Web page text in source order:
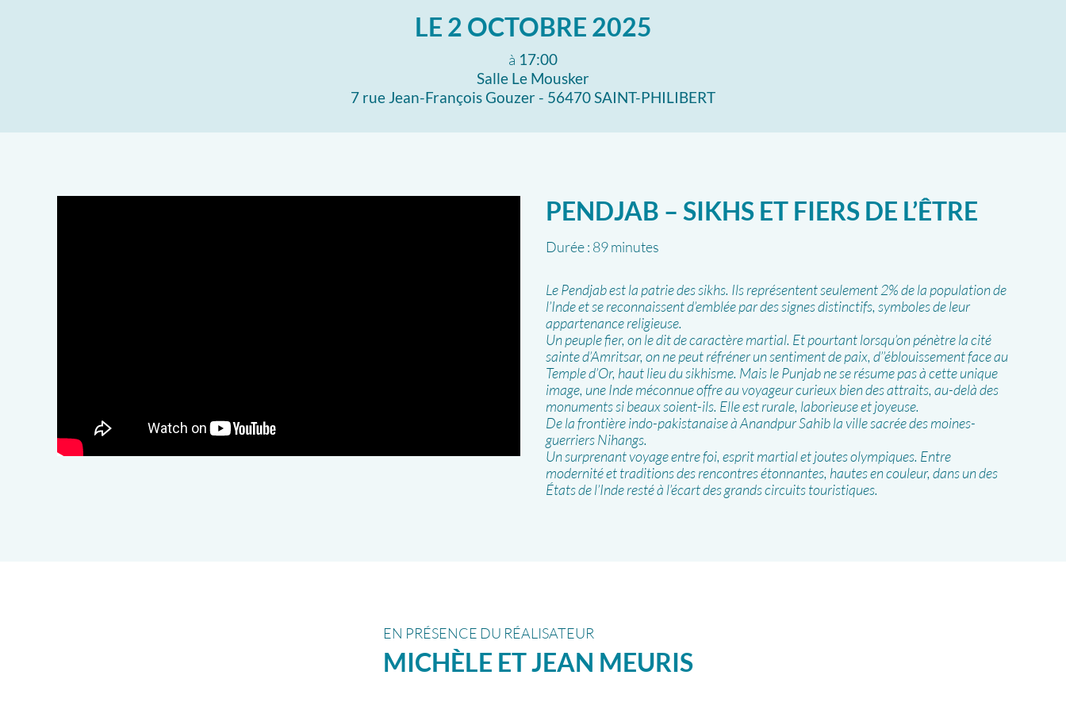
LE 2 OCTOBRE 2025
à 17:00
Salle Le Mousker
7 rue Jean-François Gouzer - 56470 SAINT-PHILIBERT
PENDJAB – SIKHS ET FIERS DE L’ÊTRE
Durée : 89 minutes
Le Pendjab est la patrie des sikhs. Ils représentent seulement 2% de la population de
l’Inde et se reconnaissent d’emblée par des signes distinctifs, symboles de leur
appartenance religieuse.
Un peuple fier, on le dit de caractère martial. Et pourtant lorsqu’on pénètre la cité
sainte d’Amritsar, on ne peut réfréner un sentiment de paix, d’’éblouissement face au
Temple d’Or, haut lieu du sikhisme. Mais le Punjab ne se résume pas à cette unique
image, une Inde méconnue offre au voyageur curieux bien des attraits, au-delà des
monuments si beaux soient-ils. Elle est rurale, laborieuse et joyeuse.
De la frontière indo-pakistanaise à Anandpur Sahib la ville sacrée des moines-
guerriers Nihangs.
Un surprenant voyage entre foi, esprit martial et joutes olympiques. Entre
modernité et traditions des rencontres étonnantes, hautes en couleur, dans un des
États de l’Inde resté à l’écart des grands circuits touristiques.
EN PRÉSENCE DU RÉALISATEUR
MICHÈLE ET JEAN MEURIS